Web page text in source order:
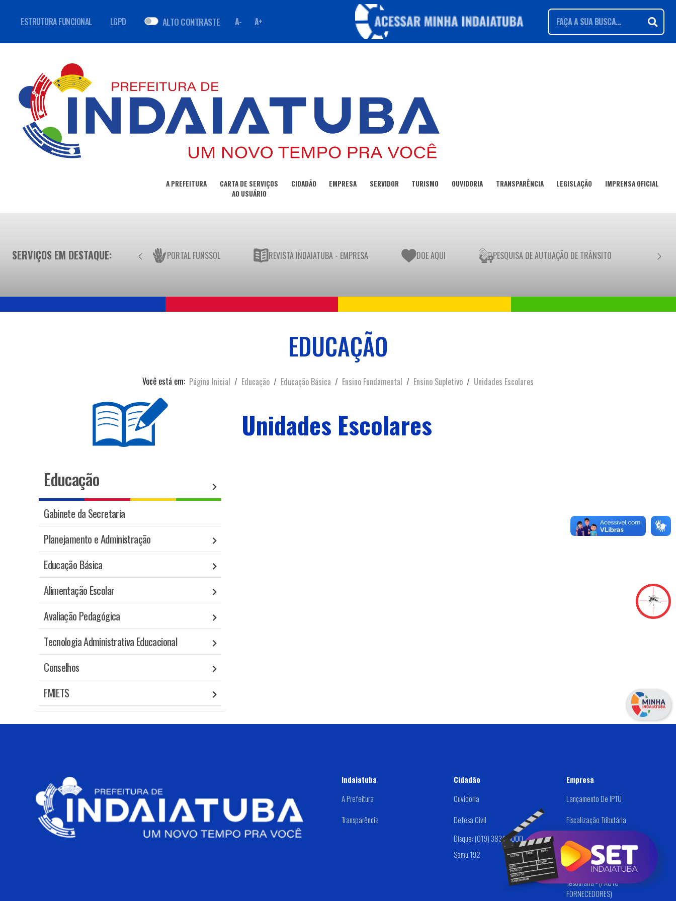
ESTRUTURA FUNCIONAL LGPD ALTO CONTRASTE A- A+
A PREFEITURA
CARTA DE SERVIÇOS
AO USUÁRIO
CIDADÃO EMPRESA SERVIDOR TURISMO OUVIDORIA TRANSPARÊNCIA LEGISLAÇÃO IMPRENSA OFICIAL
SERVIÇOS EM DESTAQUE: PORTAL FUNSSOL REVISTA INDAIATUBA - EMPRESA DOE AQUI PESQUISA DE AUTUAÇÃO DE TRÂNSITO
EDUCAÇÃO
Você está em: Página Inicial Educação Educação Básica Ensino Fundamental Ensino Supletivo Unidades Escolares
Educação
Gabinete da Secretaria
Planejamento e Administração
Educação Básica
Alimentação Escolar
Avaliação Pedagógica
Tecnologia Administrativa Educacional
Conselhos
FMIETS
Unidades Escolares
Indaiatuba
A Prefeitura
Transparência
Cidadão
Ouvidoria
Defesa Civil
Disque: (019) 3834-9000
Samu 192
Empresa
Lançamento De IPTU
Fiscalização Tributária
Dívida Ativa
Alvará /Cadastro De Empresas
Tesouraria - (PAGTO
FORNECEDORES)